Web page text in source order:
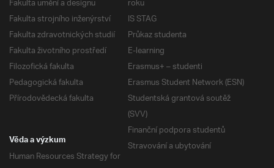
Fakulta strojního inženýrství
Fakulta zdravotnických studií
Fakulta životního prostředí
Filozofická fakulta
Pedagogická fakulta
Přírodovědecká fakulta
IS STAG
Průkaz studenta
E-learning
Erasmus+ – studenti
Erasmus Student Network (ESN)
Studentská grantová soutěž
(SVV)
Finanční podpora studentů
Stravování a ubytování
Věda a výzkum
Human Resources Strategy for